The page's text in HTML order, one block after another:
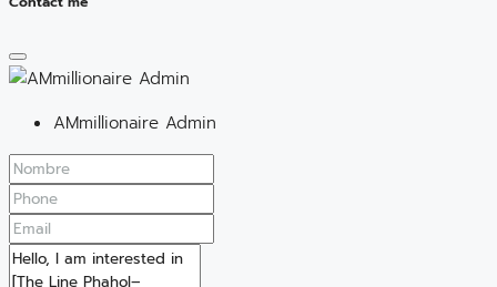
AMmillionaire Admin